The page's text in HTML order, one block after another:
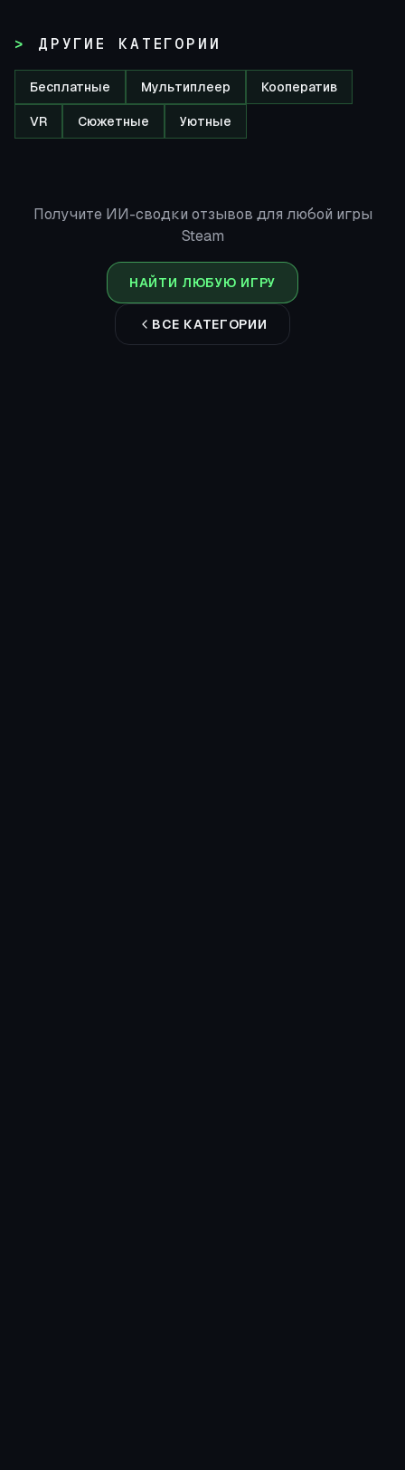
ДРУГИЕ КАТЕГОРИИ
Бесплатные Мультиплеер Кооператив
VR Сюжетные Уютные
Получите ИИ-сводки отзывов для любой игры
Steam
НАЙТИ ЛЮБУЮ ИГРУ
ВСЕ КАТЕГОРИИ